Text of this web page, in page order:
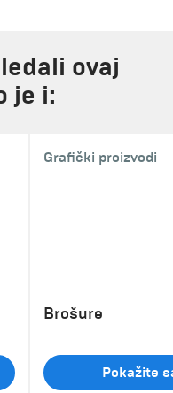
ovaj
je i:
Grafički proizvodi
Brošure
Pokažite